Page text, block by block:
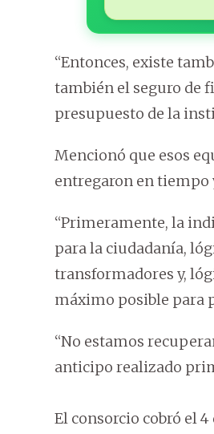
“Entonces, existe
también el seguro de
presupuesto de la
Mencionó que esos
entregaron en tiempo
“Primeramente, la
para la ciudadanía,
transformadores y,
máximo posible para
“No estamos
anticipo realizado
El consorcio cobró el